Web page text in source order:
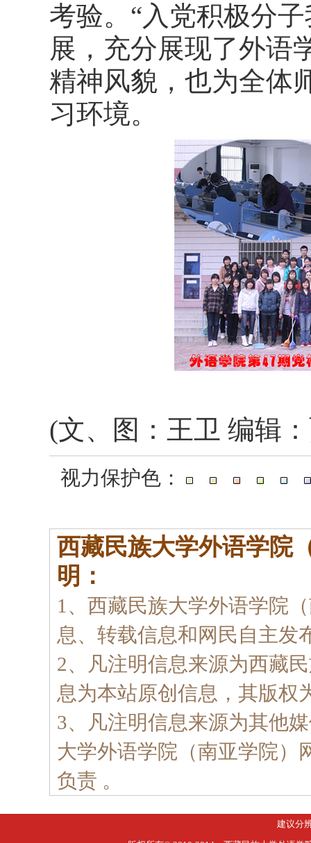
考验。“入党积极分
展，充分展现了外语
精神风貌，也为全体
习环境。
(文、图：王卫 编辑
视力保护色：
西藏民族大学外语学院
明：
1、西藏民族大学外语学院
息、转载信息和网民自主发
2、凡注明信息来源为西藏
息为本站原创信息，其版权
3、凡注明信息来源为其他
大学外语学院（南亚学院）
负责 。
建议分